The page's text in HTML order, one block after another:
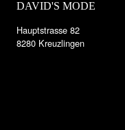
DAVID'S MODE
Hauptstrasse 82
8280 Kreuzlingen